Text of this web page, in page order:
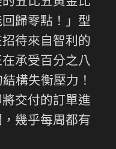
五比五黃金比
歸零點！」型
待來自智利的
承受百分之八
構失衡壓力！
交付的訂單進
幾乎每周都有